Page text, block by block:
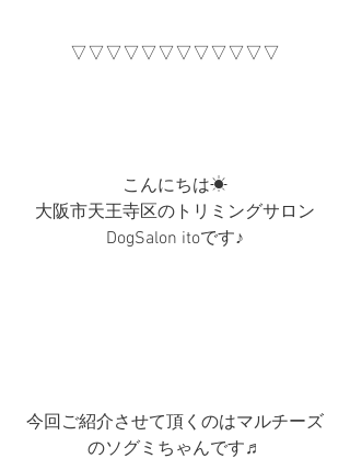
▽▽▽▽▽▽▽▽▽▽▽▽
こんにちは☀︎
大阪市天王寺区のトリミングサロン
DogSalon itoです♪
今回ご紹介させて頂くのはマルチーズ
のソグミちゃんです♬